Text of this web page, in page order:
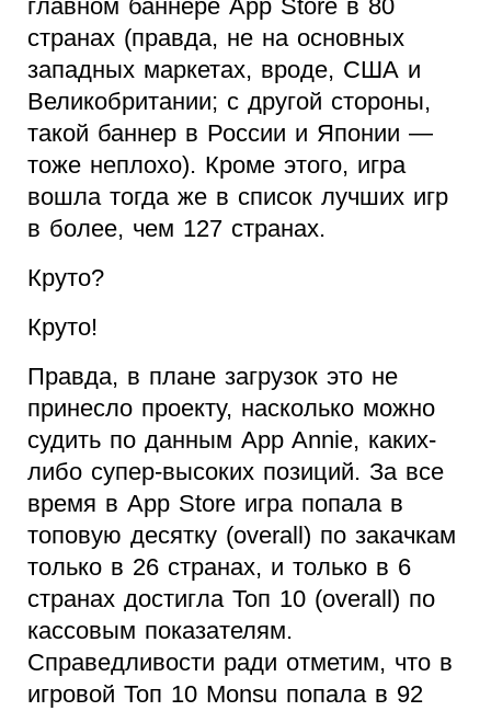
главном баннере App Store в 80
странах (правда, не на основных
западных маркетах, вроде, США и
Великобритании; с другой стороны,
такой баннер в России и Японии —
тоже неплохо). Кроме этого, игра
вошла тогда же в список лучших игр
в более, чем 127 странах.
Круто?
Круто!
Правда, в плане загрузок это не
принесло проекту, насколько можно
судить по данным App Annie, каких-
либо супер-высоких позиций. За все
время в App Store игра попала в
топовую десятку (overall) по закачкам
только в 26 странах, и только в 6
странах достигла Топ 10 (overall) по
кассовым показателям.
Справедливости ради отметим, что в
игровой Топ 10 Monsu попала в 92